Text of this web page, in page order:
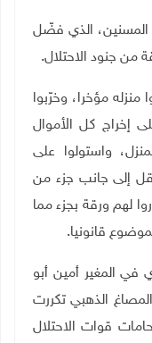
المسنين، الذي فضّل
من جنود الاحتلال.
منزله مؤخرا، وخرّبوا
إخراج كل الأموال
واستولوا على
إلى جانب جزء من
لهم ورقة بجزء مما
قانونيا.
المغير أمين أبو
الذهبي تكررت
قوات الاحتلال